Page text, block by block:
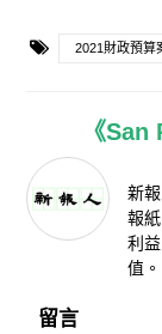
2021財政預算
《
新
報
利
值。
留言